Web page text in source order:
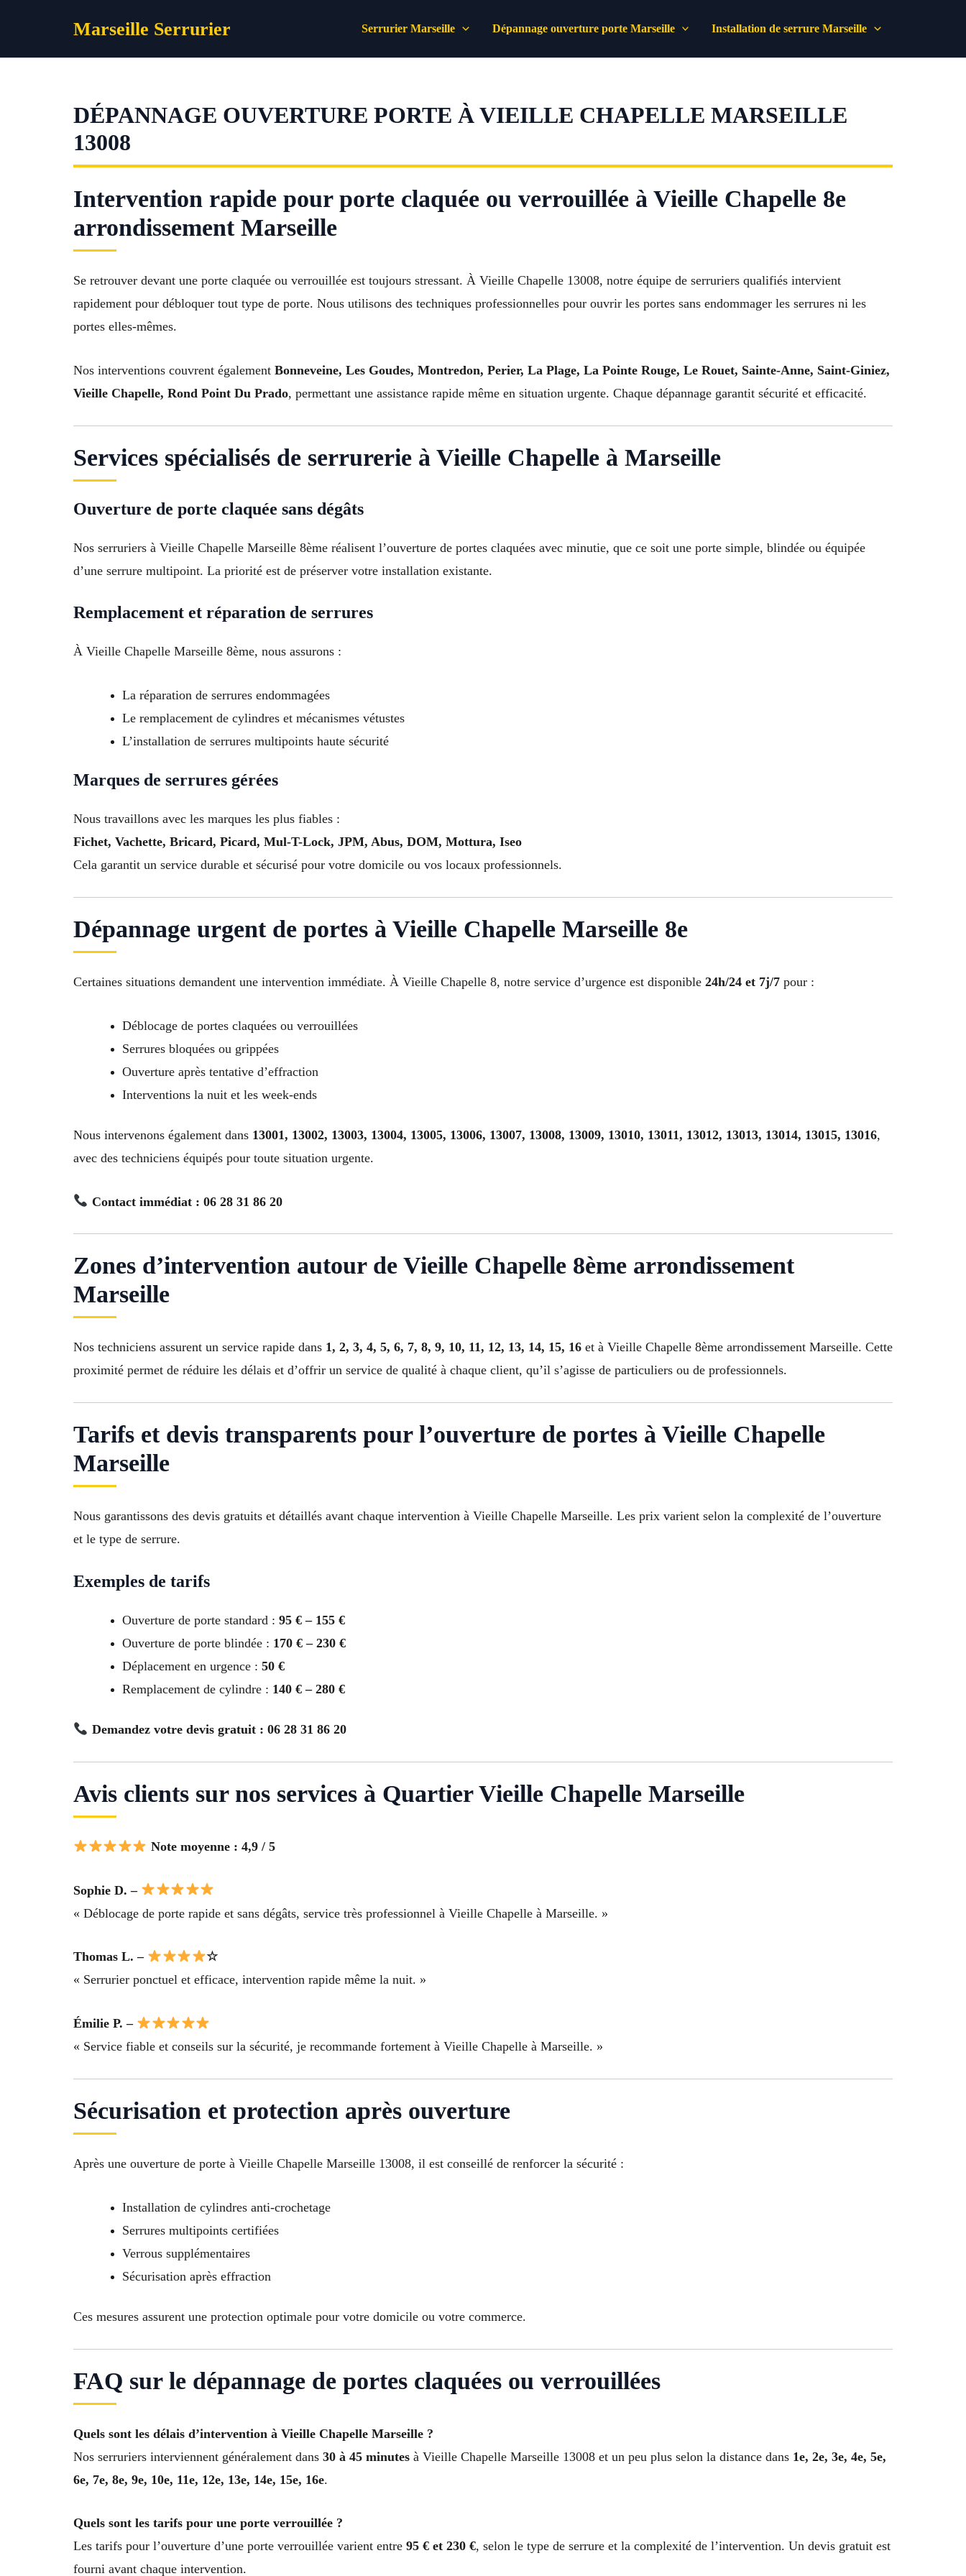
Marseille Serrurier Serrurier Marseille Dépannage ouverture porte Marseille Installation de serrure Marseille
DÉPANNAGE OUVERTURE PORTE À VIEILLE CHAPELLE MARSEILLE
13008
Intervention rapide pour porte claquée ou verrouillée à Vieille Chapelle 8e
arrondissement Marseille
Se retrouver devant une porte claquée ou verrouillée est toujours stressant. À Vieille Chapelle 13008, notre équipe de serruriers qualifiés intervient
rapidement pour débloquer tout type de porte. Nous utilisons des techniques professionnelles pour ouvrir les portes sans endommager les serrures ni les
portes elles-mêmes.
Nos interventions couvrent également Bonneveine, Les Goudes, Montredon, Perier, La Plage, La Pointe Rouge, Le Rouet, Sainte-Anne, Saint-Giniez,
Vieille Chapelle, Rond Point Du Prado, permettant une assistance rapide même en situation urgente. Chaque dépannage garantit sécurité et efficacité.
Services spécialisés de serrurerie à Vieille Chapelle à Marseille
Ouverture de porte claquée sans dégâts
Nos serruriers à Vieille Chapelle Marseille 8ème réalisent l’ouverture de portes claquées avec minutie, que ce soit une porte simple, blindée ou équipée
d’une serrure multipoint. La priorité est de préserver votre installation existante.
Remplacement et réparation de serrures
À Vieille Chapelle Marseille 8ème, nous assurons :
La réparation de serrures endommagées
Le remplacement de cylindres et mécanismes vétustes
L’installation de serrures multipoints haute sécurité
Marques de serrures gérées
Nous travaillons avec les marques les plus fiables :
Fichet, Vachette, Bricard, Picard, Mul-T-Lock, JPM, Abus, DOM, Mottura, Iseo
Cela garantit un service durable et sécurisé pour votre domicile ou vos locaux professionnels.
Dépannage urgent de portes à Vieille Chapelle Marseille 8e
Certaines situations demandent une intervention immédiate. À Vieille Chapelle 8, notre service d’urgence est disponible 24h/24 et 7j/7 pour :
Déblocage de portes claquées ou verrouillées
Serrures bloquées ou grippées
Ouverture après tentative d’effraction
Interventions la nuit et les week-ends
Nous intervenons également dans 13001, 13002, 13003, 13004, 13005, 13006, 13007, 13008, 13009, 13010, 13011, 13012, 13013, 13014, 13015, 13016,
avec des techniciens équipés pour toute situation urgente.
Contact immédiat : 06 28 31 86 20
Zones d’intervention autour de Vieille Chapelle 8ème arrondissement
Marseille
Nos techniciens assurent un service rapide dans 1, 2, 3, 4, 5, 6, 7, 8, 9, 10, 11, 12, 13, 14, 15, 16 et à Vieille Chapelle 8ème arrondissement Marseille. Cette
proximité permet de réduire les délais et d’offrir un service de qualité à chaque client, qu’il s’agisse de particuliers ou de professionnels.
Tarifs et devis transparents pour l’ouverture de portes à Vieille Chapelle
Marseille
Nous garantissons des devis gratuits et détaillés avant chaque intervention à Vieille Chapelle Marseille. Les prix varient selon la complexité de l’ouverture
et le type de serrure.
Exemples de tarifs
Ouverture de porte standard : 95 € – 155 €
Ouverture de porte blindée : 170 € – 230 €
Déplacement en urgence : 50 €
Remplacement de cylindre : 140 € – 280 €
Demandez votre devis gratuit : 06 28 31 86 20
Avis clients sur nos services à Quartier Vieille Chapelle Marseille
Note moyenne : 4,9 / 5
Sophie D. –
« Déblocage de porte rapide et sans dégâts, service très professionnel à Vieille Chapelle à Marseille. »
Thomas L. –
☆
« Serrurier ponctuel et efficace, intervention rapide même la nuit. »
Émilie P. –
« Service fiable et conseils sur la sécurité, je recommande fortement à Vieille Chapelle à Marseille. »
Sécurisation et protection après ouverture
Après une ouverture de porte à Vieille Chapelle Marseille 13008, il est conseillé de renforcer la sécurité :
Installation de cylindres anti-crochetage
Serrures multipoints certifiées
Verrous supplémentaires
Sécurisation après effraction
Ces mesures assurent une protection optimale pour votre domicile ou votre commerce.
FAQ sur le dépannage de portes claquées ou verrouillées
Quels sont les délais d’intervention à Vieille Chapelle Marseille ?
Nos serruriers interviennent généralement dans 30 à 45 minutes à Vieille Chapelle Marseille 13008 et un peu plus selon la distance dans 1e, 2e, 3e, 4e, 5e,
6e, 7e, 8e, 9e, 10e, 11e, 12e, 13e, 14e, 15e, 16e.
Quels sont les tarifs pour une porte verrouillée ?
Les tarifs pour l’ouverture d’une porte verrouillée varient entre 95 € et 230 €, selon le type de serrure et la complexité de l’intervention. Un devis gratuit est
fourni avant chaque intervention.